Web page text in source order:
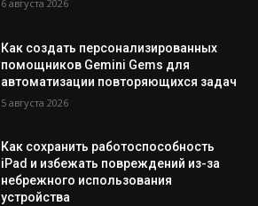
6 августа 2026
Как создать персонализированных
помощников Gemini Gems для
автоматизации повторяющихся задач
5 августа 2026
Как сохранить работоспособность
iPad и избежать повреждений из-за
небрежного использования
устройства